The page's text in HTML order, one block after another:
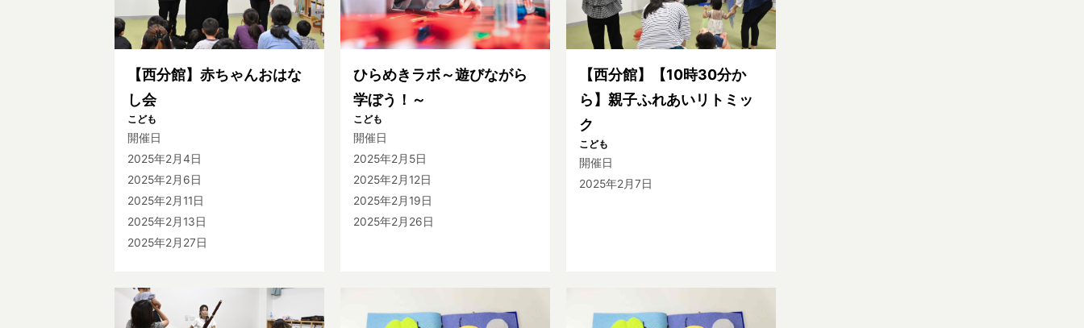
【西分館】赤ちゃんおはな
し会
こども
開催日
2025年2月4日
2025年2月6日
2025年2月11日
2025年2月13日
2025年2月27日
ひらめきラボ～遊びながら
学ぼう！～
こども
開催日
2025年2月5日
2025年2月12日
2025年2月19日
2025年2月26日
【西分館】【10時30分か
ら】親子ふれあいリトミッ
ク
こども
開催日
2025年2月7日